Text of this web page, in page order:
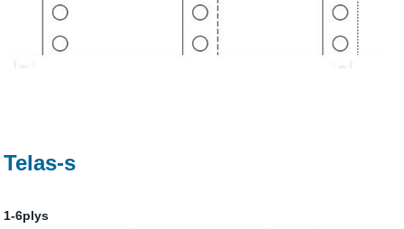
Telas-s
1-6plys